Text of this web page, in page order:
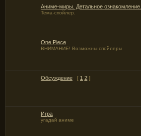
Аниме-миры. Детальное ознакомление.
Тема-спойлер.
One Piece
ВНИМАНИЕ! Возможны спойлеры
Обсуждение [ 1 2 ]
Игра
угадай аниме